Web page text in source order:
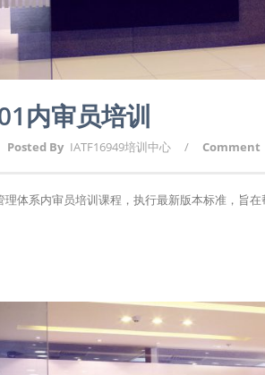
内审员培训
Posted By IATF16949培训中心 / Comment
理体系内审员培训课程，执行最新版本标准，旨在